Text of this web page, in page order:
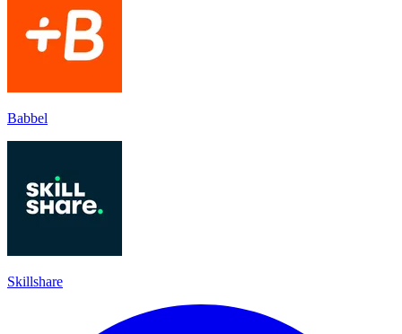
Babbel
Skillshare